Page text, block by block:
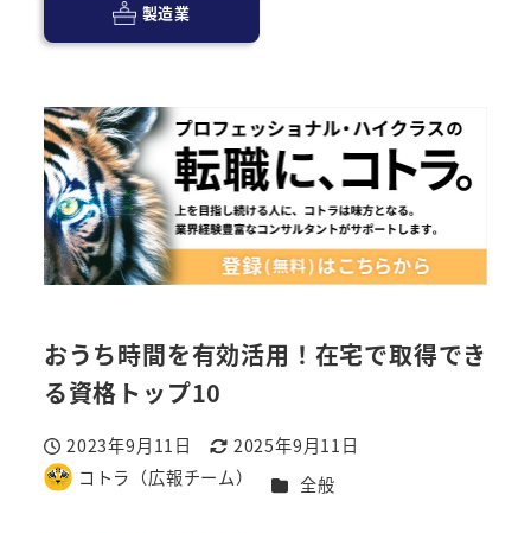
製造業
おうち時間を有効活用！在宅で取得でき
る資格トップ10
投稿日
2023年9月11日
更新日
2025年9月11日
著
コトラ（広報チーム） カテゴリー
全般